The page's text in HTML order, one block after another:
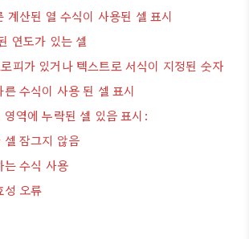
계산된 열 수식이 사용된 셀 표시
연도가 있는 셀
피가 있거나 텍스트로 서식이 지정된 숫자
수식이 사용 된 셀 표시
영역에 누락된 셀 있음 표시:
잠그지 않음
는 수식 사용
성 오류